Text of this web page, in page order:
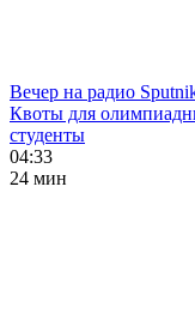
Вечер на радио
Квоты для
студенты
04:33
24 мин